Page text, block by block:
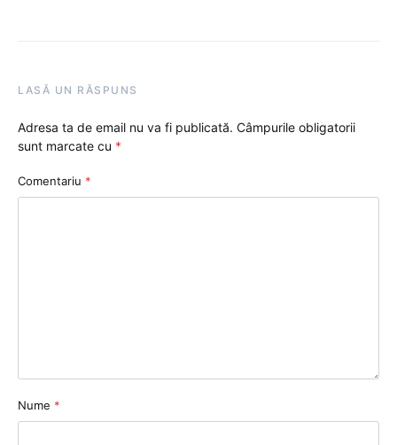
LASĂ UN RĂSPUNS
Adresa ta de email nu va fi publicată. Câmpurile obligatorii
sunt marcate cu *
Comentariu *
Nume *